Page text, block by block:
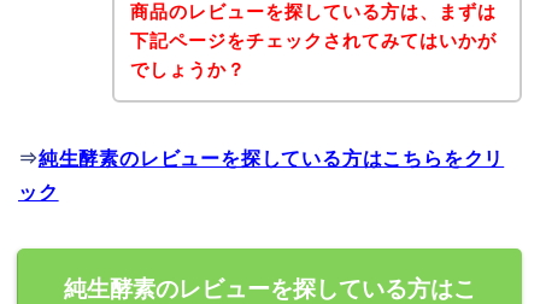
商品のレビューを探している方は、まずは
下記ページをチェックされてみてはいかが
でしょうか？
⇒純生酵素のレビューを探している方はこちらをクリ
ック
純生酵素のレビューを探している方はこ